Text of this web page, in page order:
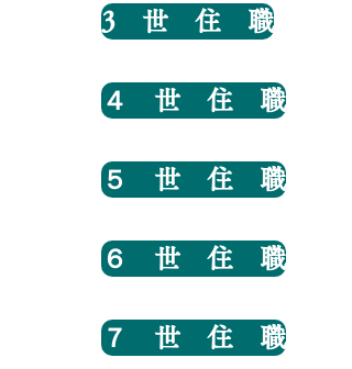
3 世 住 職
４ 世 住 職
５ 世 住 職
６ 世 住 職
７ 世 住 職